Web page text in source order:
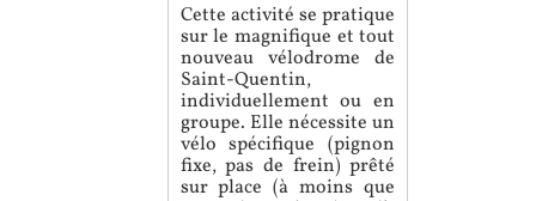
Cette activité se pratique
sur le magnifique et tout
nouveau vélodrome de
Saint-Quentin,
individuellement ou en
groupe. Elle nécessite un
vélo spécifique (pignon
fixe, pas de frein) prêté
sur place (à moins que